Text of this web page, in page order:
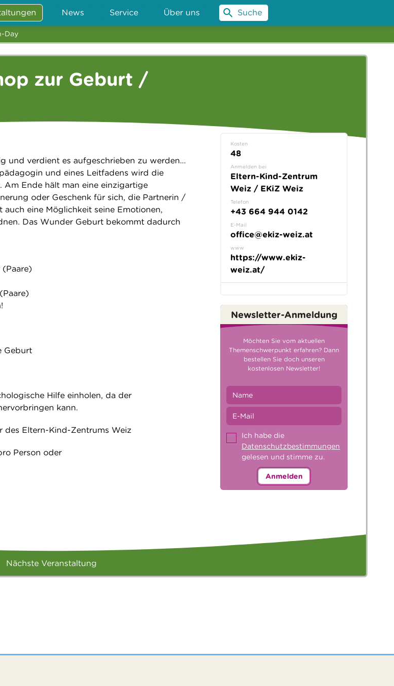
News Service Über uns Suche
Day
zur Geburt /
und verdient es aufgeschrieben zu werden…
und eines Leitfadens wird die
Am Ende hält man eine einzigartige
oder Geschenk für sich, die Partnerin /
eine Möglichkeit seine Emotionen,
Das Wunder Geburt bekommt dadurch
(Paare)
Geburt
Hilfe einholen, da der
kann.
Eltern-Kind-Zentrums Weiz
Person oder
Kosten
48
Anmelden bei
Eltern-Kind-Zentrum
Weiz / EKiZ Weiz
Telefon
+43 664 944 0142
E-Mail
office@ekiz-weiz.at
www
https://www.ekiz-
weiz.at/
Newsletter-Anmeldung
Möchten Sie vom aktuellen
Themenschwerpunkt erfahren? Dann
bestellen Sie doch unseren
kostenlosen Newsletter!
Ich habe die
Datenschutzbestimmungen
gelesen und stimme zu.
Anmelden
Nächste Veranstaltung